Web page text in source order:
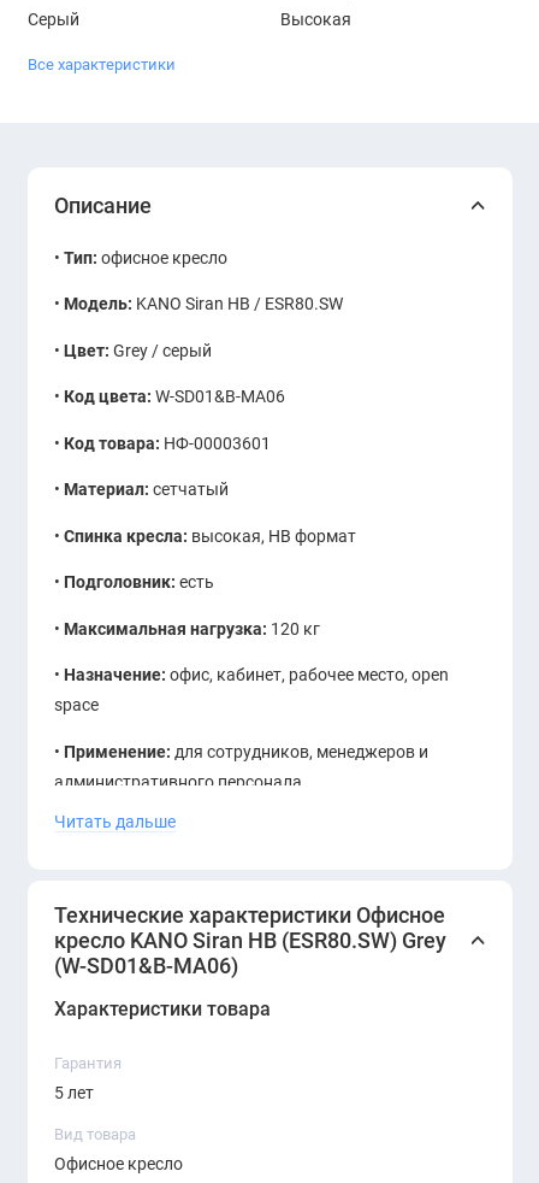
Серый Высокая
Все характеристики
Описание
• Тип: офисное кресло
• Модель: KANO Siran HB / ESR80.SW
• Цвет: Grey / серый
• Код цвета: W-SD01&B-MA06
• Код товара: НФ-00003601
• Материал: сетчатый
• Спинка кресла: высокая, HB формат
• Подголовник: есть
• Максимальная нагрузка: 120 кг
• Назначение: офис, кабинет, рабочее место, open
space
• Применение: для сотрудников, менеджеров и
административного персонала
•Стиль:современный, деловой, эргономичный
Офисное кресло KANO Siran HB ESR80.SW Grey —
эргономичная модель для комфортной и
продуктивной работы в течение дня. Серый цвет
выглядит спокойно и универсально, поэтому кресло
Высокая спинка и подголовник помогают
компьютером. Сетчатый материал обеспечивает
вентиляцию и делает кресло комфортным для
Читать дальше
Технические характеристики Офисное
кресло KANO Siran HB (ESR80.SW) Grey
(W-SD01&B-MA06)
Характеристики товара
Гарантия
5 лет
Вид товара
Офисное кресло